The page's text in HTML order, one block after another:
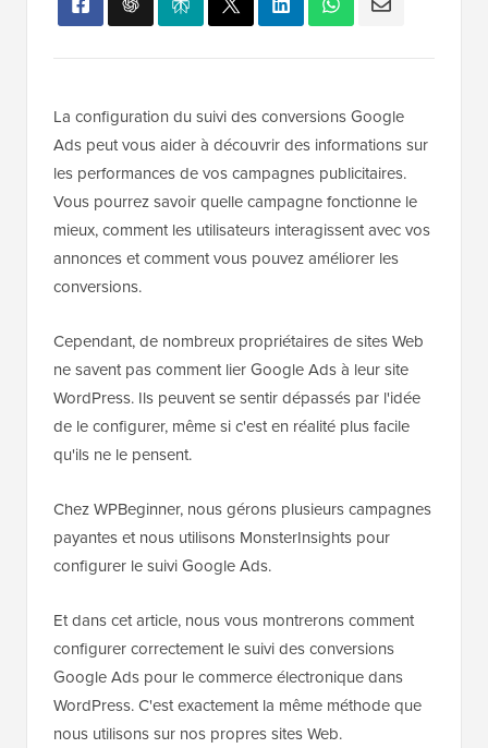
La configuration du suivi des conversions Google
Ads peut vous aider à découvrir des informations sur
les performances de vos campagnes publicitaires.
Vous pourrez savoir quelle campagne fonctionne le
mieux, comment les utilisateurs interagissent avec vos
annonces et comment vous pouvez améliorer les
conversions.
Cependant, de nombreux propriétaires de sites Web
ne savent pas comment lier Google Ads à leur site
WordPress. Ils peuvent se sentir dépassés par l'idée
de le configurer, même si c'est en réalité plus facile
qu'ils ne le pensent.
Chez WPBeginner, nous gérons plusieurs campagnes
payantes et nous utilisons MonsterInsights pour
configurer le suivi Google Ads.
Et dans cet article, nous vous montrerons comment
configurer correctement le suivi des conversions
Google Ads pour le commerce électronique dans
WordPress. C'est exactement la même méthode que
nous utilisons sur nos propres sites Web.